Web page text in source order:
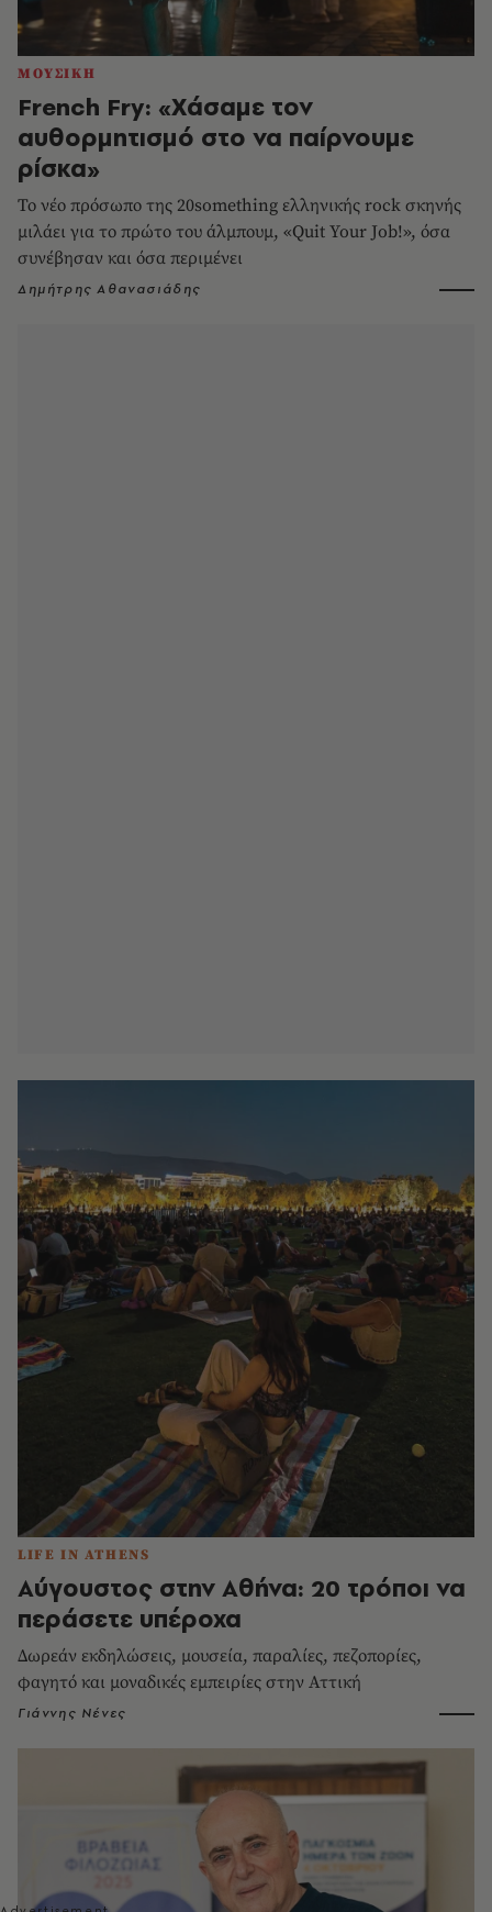
ΜΟΥΣΙΚΗ
French Fry: «Χάσαμε τον
αυθορμητισμό στο να παίρνουμε
ρίσκα»
Το νέο πρόσωπο της 20something ελληνικής rock σκηνής
μιλάει για το πρώτο του άλμπουμ, «Quit Your Job!», όσα
συνέβησαν και όσα περιμένει
Δημήτρης Αθανασιάδης
LIFE IN ATHENS
Αύγουστος στην Αθήνα: 20 τρόποι να
περάσετε υπέροχα
Δωρεάν εκδηλώσεις, μουσεία, παραλίες, πεζοπορίες,
φαγητό και μοναδικές εμπειρίες στην Αττική
Γιάννης Νένες